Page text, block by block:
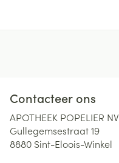
Contacteer ons
APOTHEEK POPELIER NV
Gullegemsestraat 19
8880 Sint-Eloois-Winkel